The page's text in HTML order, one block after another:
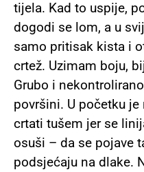
tijela. Kad to uspije,
dogodi se lom, a u
samo pritisak kista i
crtež. Uzimam boju,
Grubo i
površini. U početku
crtati tušem jer se
osuši – da se pojave
podsjećaju na dlake.